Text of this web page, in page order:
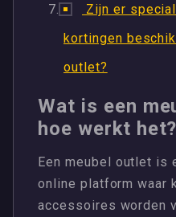
Zijn er
kortingen
outlet?
Wat is een
hoe werkt het?
Een meubel outlet is
online platform waar
accessoires worden